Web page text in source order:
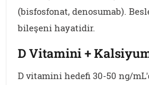
(bisfosfonat, denosumab).
bileşeni hayatidir.
D Vitamini +
D vitamini hedefi 30-50 ng/